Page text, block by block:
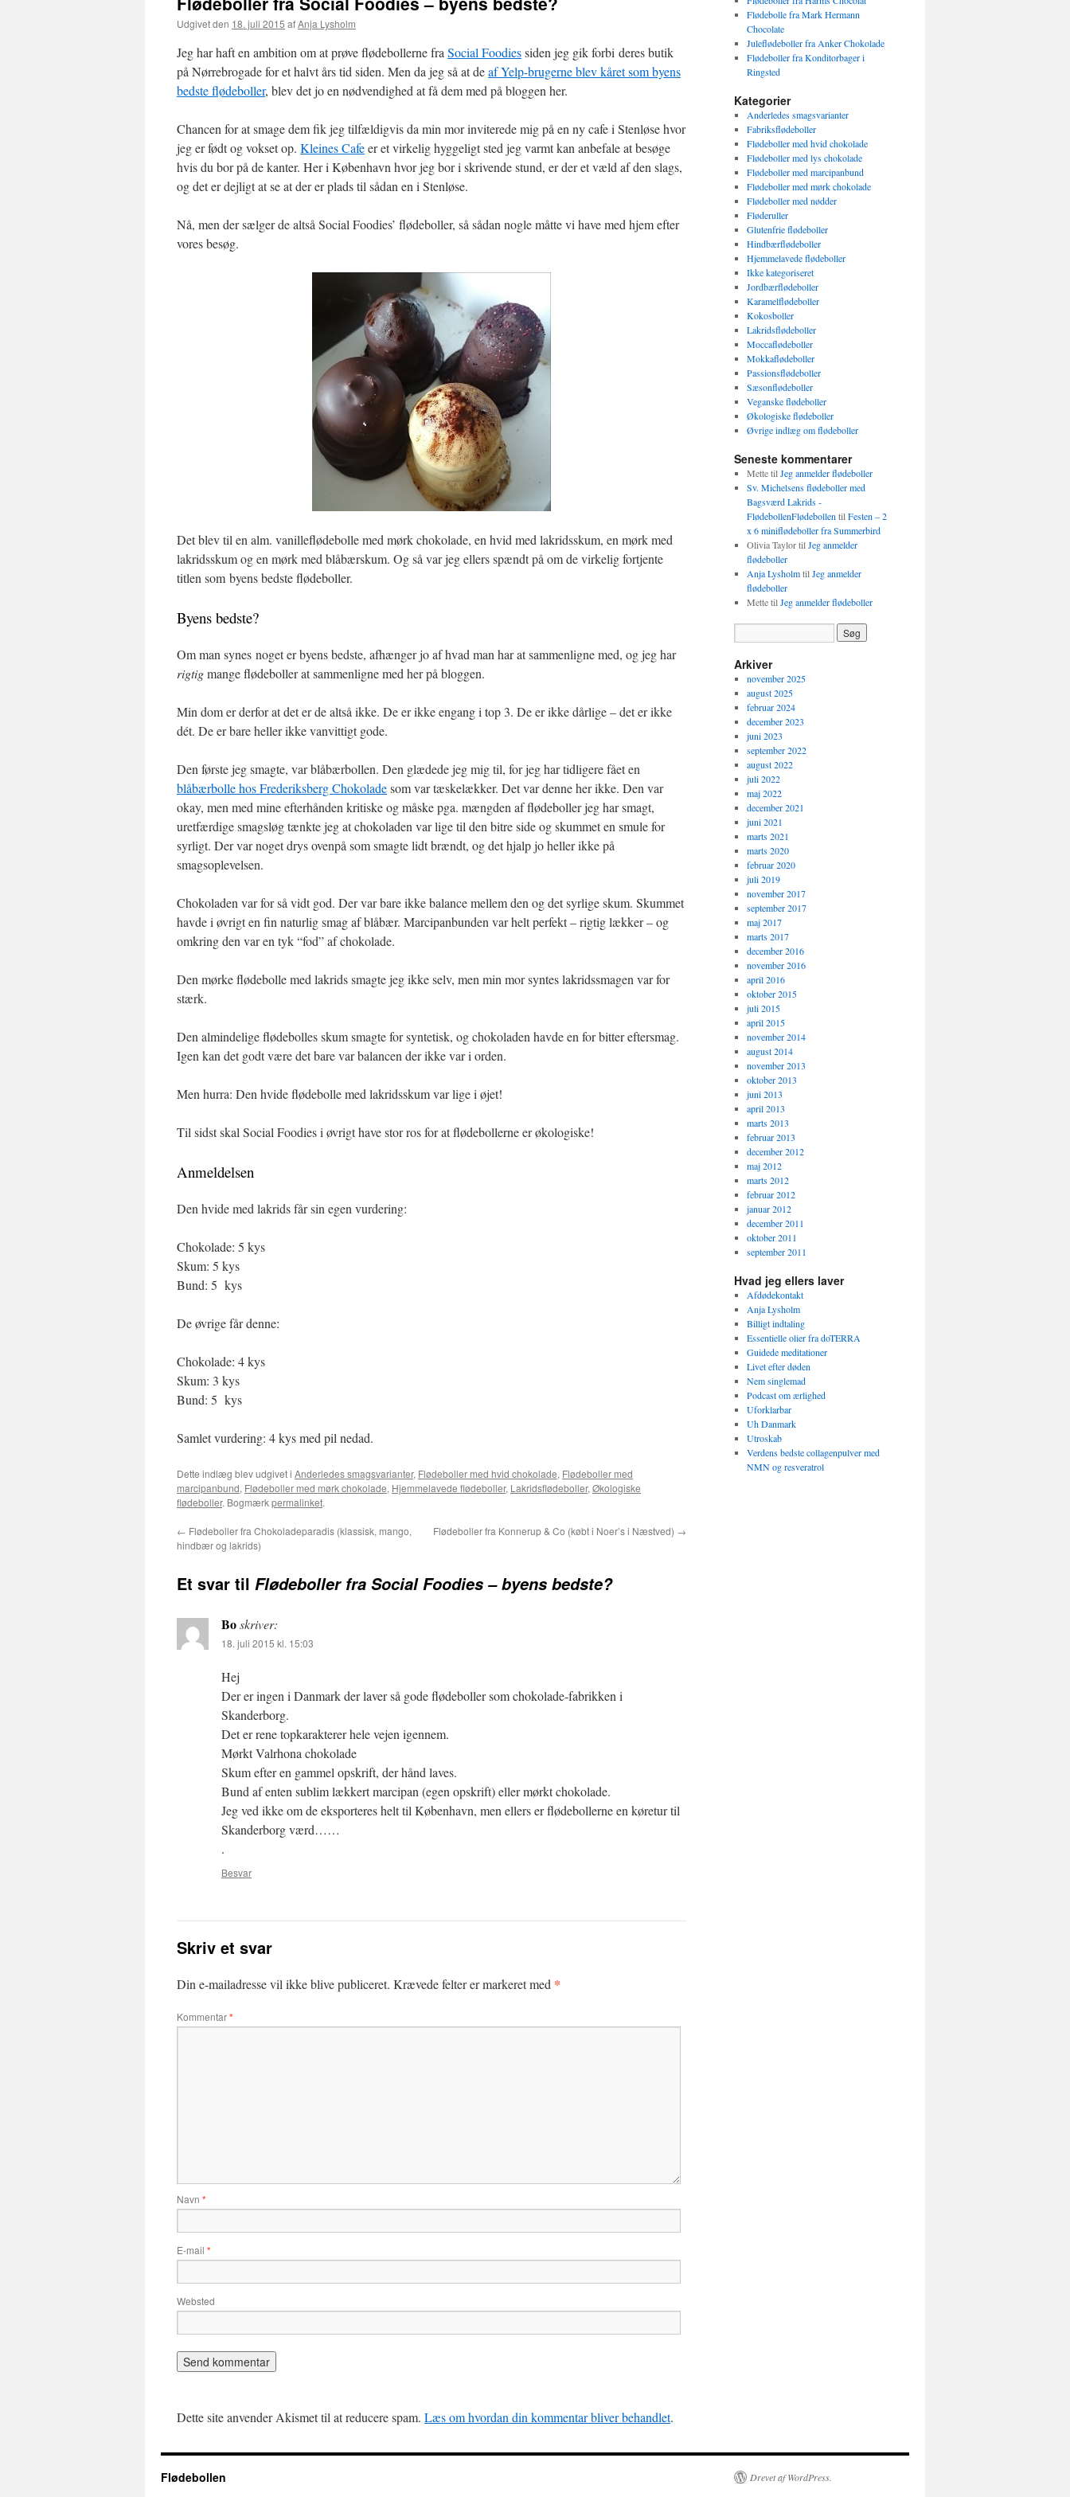
Udgivet den 18. juli 2015 afAnja Lysholm
Jeg har haft en ambition om at prøve flødebollerne fra Social Foodiessiden jeg gik forbi deres butik
på Nørrebrogade for et halvt års tid siden. Men da jeg så at deaf Yelp-brugerne blev kåret som byens
bedste flødeboller, blev det jo en nødvendighed at få dem med på bloggen her.
Chancen for at smage dem fik jeg tilfældigvis da min mor inviterede mig på en ny cafe i Stenløse hvor
jeg er født og vokset op. Kleines Cafeer et virkelig hyggeligt sted jeg varmt kan anbefale at besøge
hvis du bor på de kanter. Her i København hvor jeg bor i skrivende stund, er der et væld af den slags,
og det er dejligt at se at der er plads til sådan en i Stenløse.
Nå, men der sælger de altså Social Foodies’ flødeboller, så sådan nogle måtte vi have med hjem efter
vores besøg.
Det blev til en alm. vanilleflødebolle med mørk chokolade, en hvid med lakridsskum, en mørk med
lakridsskum og en mørk med blåbærskum. Og så var jeg ellers spændt på om de virkelig fortjente
titlen som byens bedste flødeboller.
Byens bedste?
Om man synes noget er byens bedste, afhænger jo af hvad man har at sammenligne med, og jeg har
rigtigmange flødeboller at sammenligne med her på bloggen.
Min dom er derfor at det er de altså ikke. De er ikke engang i top 3. De er ikke dårlige – det er ikke
dét. De er bare heller ikke vanvittigt gode.
Den første jeg smagte, var blåbærbollen. Den glædede jeg mig til, for jeg har tidligere fået en
blåbærbolle hos Frederiksberg Chokoladesom var tæskelækker. Det var denne her ikke. Den var
okay, men med mine efterhånden kritiske og måske pga. mængden af flødeboller jeg har smagt,
uretfærdige smagsløg tænkte jeg at chokoladen var lige til den bitre side og skummet en smule for
syrligt. Der var noget drys ovenpå som smagte lidt brændt, og det hjalp jo heller ikke på
smagsoplevelsen.
Chokoladen var for så vidt god. Der var bare ikke balance mellem den og det syrlige skum. Skummet
havde i øvrigt en fin naturlig smag af blåbær. Marcipanbunden var helt perfekt – rigtig lækker – og
omkring den var en tyk “fod” af chokolade.
Den mørke flødebolle med lakrids smagte jeg ikke selv, men min mor syntes lakridssmagen var for
stærk.
Den almindelige flødebolles skum smagte for syntetisk, og chokoladen havde en for bitter eftersmag.
Igen kan det godt være det bare var balancen der ikke var i orden.
Men hurra: Den hvide flødebolle med lakridsskum var lige i øjet!
Til sidst skal Social Foodies i øvrigt have stor ros for at flødebollerne er økologiske!
Anmeldelsen
Den hvide med lakrids får sin egen vurdering:
Chokolade: 5 kys
Skum: 5 kys
Bund: 5 kys
De øvrige får denne:
Chokolade: 4 kys
Skum: 3 kys
Bund: 5 kys
Samlet vurdering: 4 kys med pil nedad.
Dette indlæg blev udgivet i Anderledes smagsvarianter, Flødeboller med hvid chokolade, Flødeboller med
marcipanbund, Flødeboller med mørk chokolade, Hjemmelavede flødeboller, Lakridsflødeboller, Økologiske
flødeboller. Bogmærkpermalinket.
← Flødeboller fra Chokoladeparadis (klassisk, mango,
hindbær og lakrids)
Flødeboller fra Konnerup & Co (købt i Noer’s i Næstved) →
Et svar til Flødeboller fra Social Foodies – byens bedste?
Boskriver:
18. juli 2015 kl. 15:03
Hej
Der er ingen i Danmark der laver så gode flødeboller som chokolade-fabrikken i
Skanderborg.
Det er rene topkarakterer hele vejen igennem.
Mørkt Valrhona chokolade
Skum efter en gammel opskrift, der hånd laves.
Bund af enten sublim lækkert marcipan (egen opskrift) eller mørkt chokolade.
Jeg ved ikke om de eksporteres helt til København, men ellers er flødebollerne en køretur til
Skanderborg værd……
.
Besvar
Skriv et svar
Din e-mailadresse vil ikke blive publiceret. Krævede felter er markeret med *
Kommentar*
Navn *
E-mail *
Websted
Dette site anvender Akismet til at reducere spam. Læs om hvordan din kommentar bliver behandlet.
Flødebolle fra Mark Hermann
Chocolate
Juleflødeboller fra Anker Chokolade
Flødeboller fra Konditorbager i
Ringsted
Kategorier
Anderledes smagsvarianter
Fabriksflødeboller
Flødeboller med hvid chokolade
Flødeboller med lys chokolade
Flødeboller med marcipanbund
Flødeboller med mørk chokolade
Flødeboller med nødder
Fløderuller
Glutenfrie flødeboller
Hindbærflødeboller
Hjemmelavede flødeboller
Ikke kategoriseret
Jordbærflødeboller
Karamelflødeboller
Kokosboller
Lakridsflødeboller
Moccaflødeboller
Mokkaflødeboller
Passionsflødeboller
Sæsonflødeboller
Veganske flødeboller
Økologiske flødeboller
Øvrige indlæg om flødeboller
Seneste kommentarer
MettetilJeg anmelder flødeboller
Sv. Michelsens flødeboller med
Bagsværd Lakrids -
FlødebollenFlødebollen tilFesten – 2
x 6 miniflødeboller fra Summerbird
Olivia TaylortilJeg anmelder
flødeboller
Anja LysholmtilJeg anmelder
flødeboller
MettetilJeg anmelder flødeboller
Arkiver
november 2025
august 2025
februar 2024
december 2023
juni 2023
september 2022
august 2022
juli 2022
maj 2022
december 2021
juni 2021
marts 2021
marts 2020
februar 2020
juli 2019
november 2017
september 2017
maj 2017
marts 2017
december 2016
november 2016
april 2016
oktober 2015
juli 2015
april 2015
november 2014
august 2014
november 2013
oktober 2013
juni 2013
april 2013
marts 2013
februar 2013
december 2012
maj 2012
marts 2012
februar 2012
januar 2012
december 2011
oktober 2011
september 2011
Hvad jeg ellers laver
Afdødekontakt
Anja Lysholm
Billigt indtaling
Essentielle olier fra doTERRA
Guidede meditationer
Livet efter døden
Nem singlemad
Podcast om ærlighed
Uforklarbar
Uh Danmark
Utroskab
Verdens bedste collagenpulver med
NMN og resveratrol
Flødebollen Drevet af WordPress.